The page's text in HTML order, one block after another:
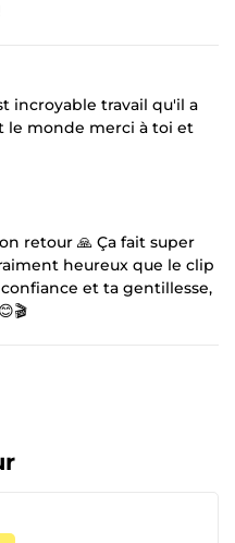
incroyable travail qu'il a
le monde merci à toi et
retour 🙏 Ça fait super
heureux que le clip
et ta gentillesse,